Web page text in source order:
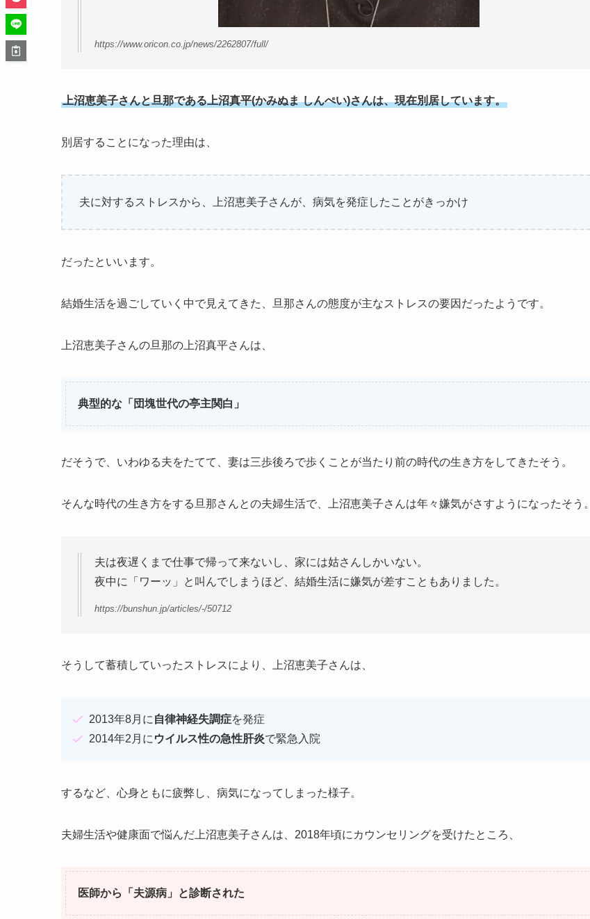
https://www.oricon.co.jp/news/2262807/full/
上沼恵美子さんと旦那である上沼真平(かみぬま しんぺい)さんは、現在別居しています。
別居することになった理由は、
夫に対するストレスから、上沼恵美子さんが、病気を発症したことがきっかけ
だったといいます。
結婚生活を過ごしていく中で見えてきた、旦那さんの態度が主なストレスの要因だったようです。
上沼恵美子さんの旦那の上沼真平さんは、
典型的な「団塊世代の亭主関白」
だそうで、いわゆる夫をたてて、妻は三歩後ろで歩くことが当たり前の時代の生き方をしてきたそう。
そんな時代の生き方をする旦那さんとの夫婦生活で、上沼恵美子さんは年々嫌気がさすようになったそう。
夫は夜遅くまで仕事で帰って来ないし、家には姑さんしかいない。
夜中に「ワーッ」と叫んでしまうほど、結婚生活に嫌気が差すこともありました。
https://bunshun.jp/articles/-/50712
そうして蓄積していったストレスにより、上沼恵美子さんは、
2013年8月に 自律神経失調症を発症
2014年2月に ウイルス性の急性肝炎で緊急入院
するなど、心身ともに疲弊し、病気になってしまった様子。
夫婦生活や健康面で悩んだ上沼恵美子さんは、2018年頃にカウンセリングを受けたところ、
医師から「夫源病」と診断された